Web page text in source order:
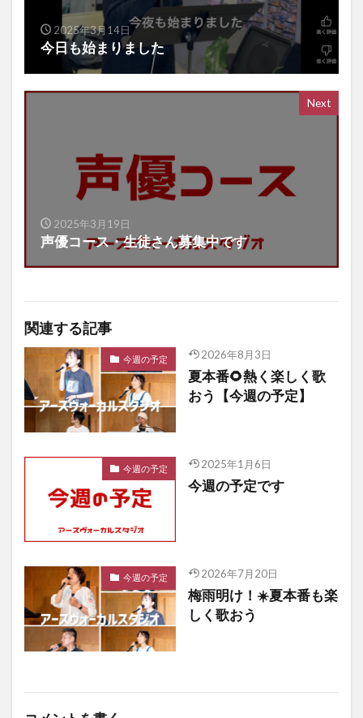
2025年3月14日
今日も始まりました
Next
2025年3月19日
声優コース・生徒さん募集中です
関連する記事
今週の予定 2026年8月3日
夏本番🌻熱く楽しく歌
おう【今週の予定】
今週の予定 2025年1月6日
今週の予定です
今週の予定 2026年7月20日
梅雨明け！☀️夏本番も楽
しく歌おう